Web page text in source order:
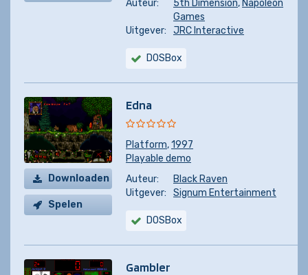
Auteur:
5th Dimension, Napoleon
Games
Uitgever:
JRC Interactive
DOSBox
Downloaden
Spelen
Edna
Platform,1997
Playable demo
Auteur:
Black Raven
Uitgever:
Signum Entertainment
DOSBox
Gambler